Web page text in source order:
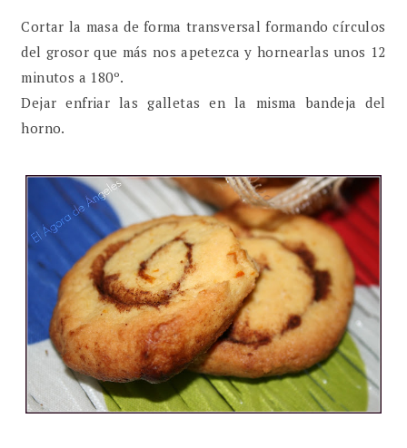
Cortar la masa de forma transversal formando círculos
del grosor que más nos apetezca y hornearlas unos 12
minutos a 180º.
Dejar enfriar las galletas en la misma bandeja del
horno.